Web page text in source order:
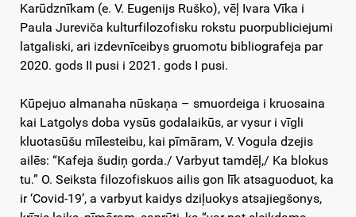
Karūdznīkam (e. V. Eugenijs Ruško), vēļ Ivara Vīka i
Paula Jureviča kulturfilozofisku rokstu puorpubliciejumi
latgaliski, ari izdevnīceibys gruomotu bibliografeja par
2020. gods II pusi i 2021. gods I pusi.
Kūpejuo almanaha nūskaņa – smuordeiga i kruosaina
kai Latgolys doba vysūs godalaikūs, ar vysur i vīgli
kluotasūšu mīlesteibu, kai pīmāram, V. Vogula dzejis
ailēs: “Kafeja šudiņ gorda./ Varbyut tamdēļ,/ Ka blokus
tu.” O. Seiksta filozofiskuos ailis gon līk atsaguoduot, ka
ir ‘Covid-19’, a varbyut kaidys dziļuokys atsajiegšonys,